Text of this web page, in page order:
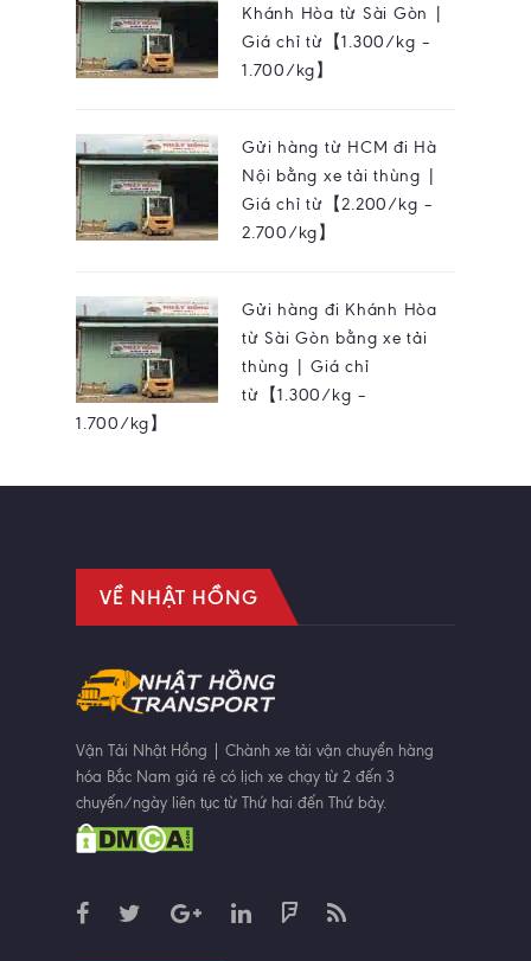
Khánh Hòa từ Sài Gòn |
Giá chỉ từ【1.300/kg –
1.700/kg】
Gửi hàng từ HCM đi Hà
Nội bằng xe tải thùng |
Giá chỉ từ【2.200/kg –
2.700/kg】
Gửi hàng đi Khánh Hòa
từ Sài Gòn bằng xe tải
thùng | Giá chỉ
từ【1.300/kg –
1.700/kg】
VỀ NHẬT HỒNG
Vận Tải Nhật Hồng | Chành xe tải vận chuyển hàng
hóa Bắc Nam giá rẻ có lịch xe chạy từ 2 đến 3
chuyến/ngày liên tục từ Thứ hai đến Thứ bảy.